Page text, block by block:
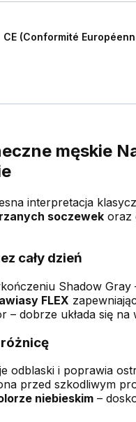
CE (Conformité
męskie
interpretacja
soczewekoraz
cały dzień
Shadow Gray
FLEX
– dobrze układa się na
odblaski i poprawia
przed szkodliwym
niebieskim–